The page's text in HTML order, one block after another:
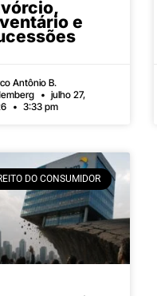
e
Antônio B.
julho 27,
3:33 pm
DO CONSUMIDOR